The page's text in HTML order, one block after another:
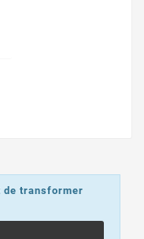
de transformer